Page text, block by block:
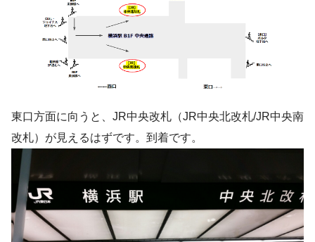
東口方面に向うと、JR中央改札（JR中央北改札/JR中央南
改札）が見えるはずです。到着です。